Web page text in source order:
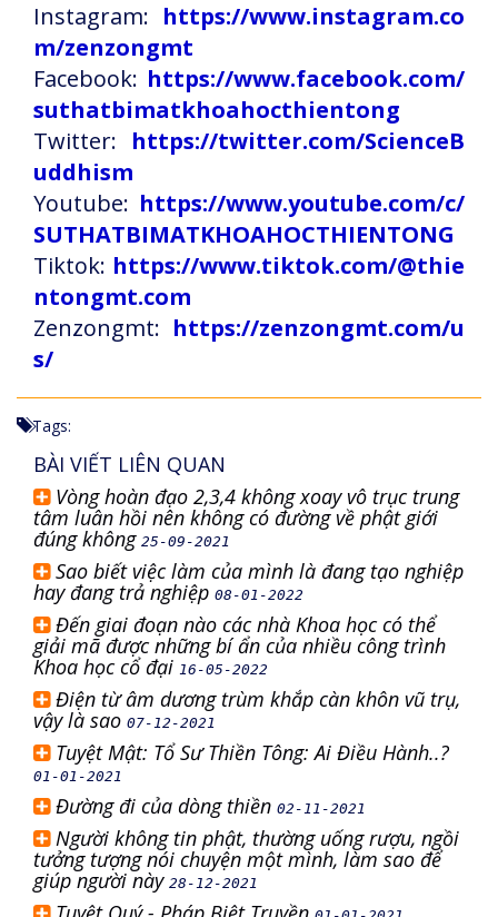
Instagram: https://www.instagram.co
m/zenzongmt
Facebook: https://www.facebook.com/
suthatbimatkhoahocthientong
Twitter: https://twitter.com/ScienceB
uddhism
Youtube: https://www.youtube.com/c/
SUTHATBIMATKHOAHOCTHIENTONG
Tiktok: https://www.tiktok.com/@thie
ntongmt.com
Zenzongmt: https://zenzongmt.com/u
s/
Tags:
BÀI VIẾT LIÊN QUAN
Vòng hoàn đạo 2,3,4 không xoay vô trục trung
tâm luân hồi nên không có đường về phật giới
đúng không 25-09-2021
Sao biết việc làm của mình là đang tạo nghiệp
hay đang trả nghiệp 08-01-2022
Đến giai đoạn nào các nhà Khoa học có thể
giải mã được những bí ẩn của nhiều công trình
Khoa học cổ đại 16-05-2022
Điện từ âm dương trùm khắp càn khôn vũ trụ,
vậy là sao 07-12-2021
Tuyệt Mật: Tổ Sư Thiền Tông: Ai Điều Hành..?
01-01-2021
Đường đi của dòng thiền 02-11-2021
Người không tin phật, thường uống rượu, ngồi
tưởng tượng nói chuyện một mình, làm sao để
giúp người này 28-12-2021